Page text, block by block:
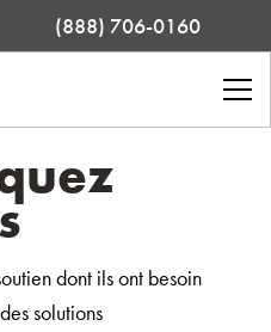
(888) 706-0160
dont ils ont besoin
solutions